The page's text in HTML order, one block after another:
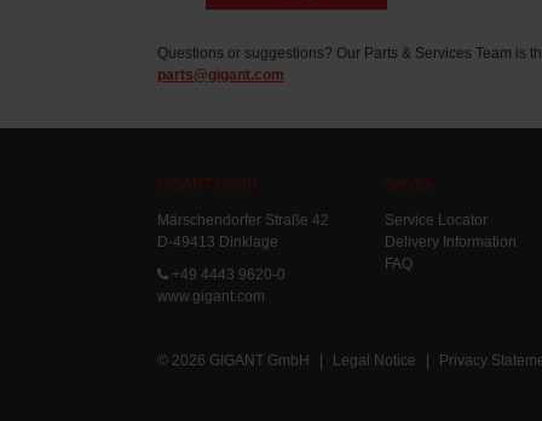
Questions or suggestions? Our Parts & Services Team is
parts@gigant.com
GIGANT GmbH
Märschendorfer Straße 42
D-49413 Dinklage
+49 4443 9620-0
www.gigant.com
Service
Service Locator
Delivery Information
FAQ
© 2026 GIGANT GmbH | Legal Notice | Privacy